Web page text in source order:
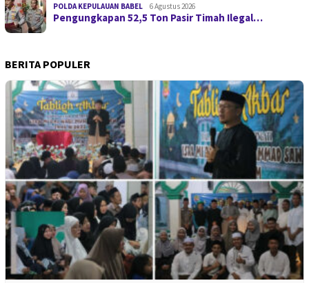
POLDA KEPULAUAN BABEL 6 Agustus 2026
Pengungkapan 52,5 Ton Pasir Timah Ilegal…
BERITA POPULER